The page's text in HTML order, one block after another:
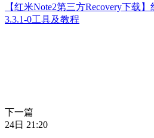
【红米Note2第三方Recovery下载
3.3.1-0工具及教程
下一篇
24日 21:20